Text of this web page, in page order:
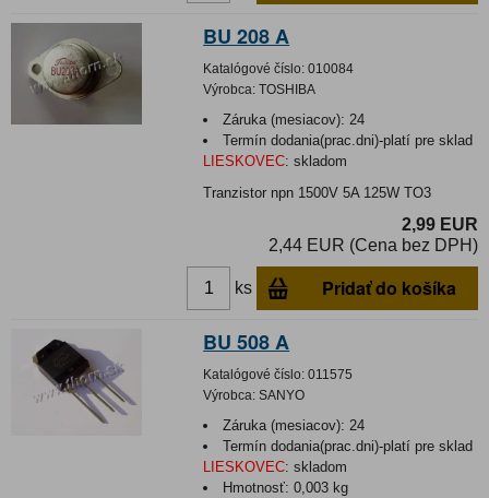
BU 208 A
Katalógové číslo: 010084
Výrobca: TOSHIBA
Záruka (mesiacov): 24
Termín dodania(prac.dni)-platí pre sklad
LIESKOVEC: skladom
Tranzistor npn 1500V 5A 125W TO3
2,99 EUR
2,44 EUR (Cena bez DPH)
ks Pridať do košíka
BU 508 A
Katalógové číslo: 011575
Výrobca: SANYO
Záruka (mesiacov): 24
Termín dodania(prac.dni)-platí pre sklad
LIESKOVEC: skladom
Hmotnosť:0,003 kg